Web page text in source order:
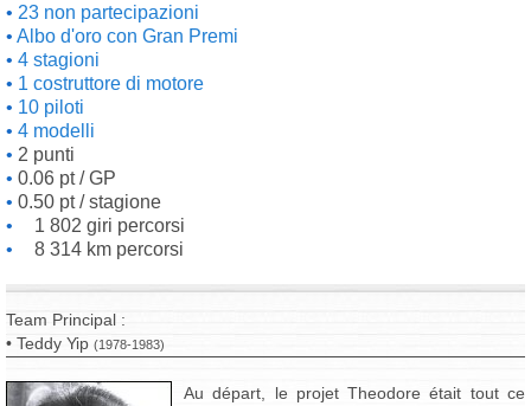
23 non partecipazioni
Albo d'oro con Gran Premi
4 stagioni
1 costruttore di motore
10 piloti
4 modelli
2 punti
0.06 pt / GP
0.50 pt / stagione
1 802 giri percorsi
8 314 km percorsi
Team Principal :
• Teddy Yip (1978-1983)
Au départ, le projet Theodore était tout ce